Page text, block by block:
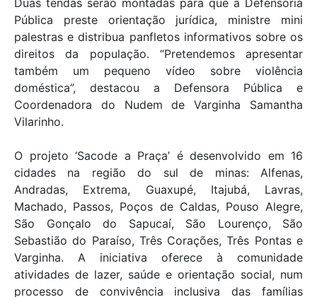
Duas tendas serão montadas para que a Defensoria
Pública preste orientação jurídica, ministre mini
palestras e distribua panfletos informativos sobre os
direitos da população. “Pretendemos apresentar
também um pequeno vídeo sobre violência
doméstica”, destacou a Defensora Pública e
Coordenadora do Nudem de Varginha Samantha
Vilarinho.
O projeto ‘Sacode a Praça’ é desenvolvido em 16
cidades na região do sul de minas: Alfenas,
Andradas, Extrema, Guaxupé, Itajubá, Lavras,
Machado, Passos, Poços de Caldas, Pouso Alegre,
São Gonçalo do Sapucaí, São Lourenço, São
Sebastião do Paraíso, Três Corações, Três Pontas e
Varginha. A iniciativa oferece à comunidade
atividades de lazer, saúde e orientação social, num
processo de convivência inclusiva das famílias